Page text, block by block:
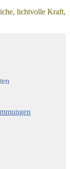
lichtvolle Kraft,